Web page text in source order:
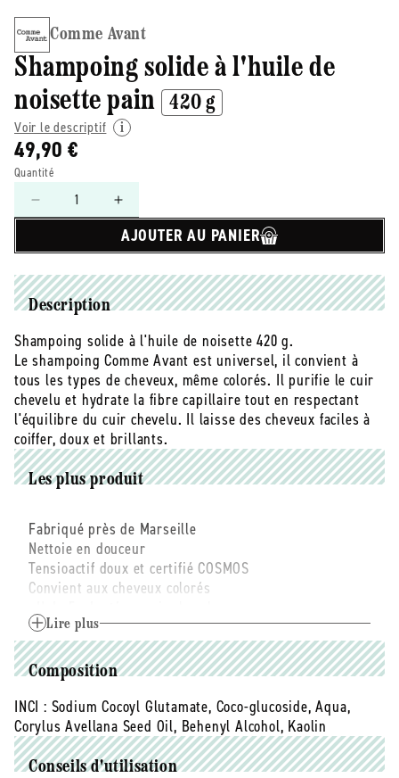
Comme Avant
Shampoing solide à l'huile de
noisette pain
420 g
Voir le descriptif
49,90 €
Quantité
Réduire
Comme
Avant
-
Shampoing
solide
à
l&#39;huile
de
noisette
pain
-
g
Augmenter
la
quantité
Comme
Avant
-
Shampoing
solide
à
l&#39;huile
de
noisette
pain
-
g
AJOUTER AU PANIER
Description
Shampoing solide à l'huile de noisette 420 g.
Le shampoing Comme Avant est universel, il convient à
tous les types de cheveux, même colorés. Il purifie le cuir
chevelu et hydrate la fibre capillaire tout en respectant
l'équilibre du cuir chevelu. Il laisse des cheveux faciles à
coiffer, doux et brillants.
Les plus produit
Fabriqué près de Marseille
Nettoie en douceur
Tensioactif doux et certifié COSMOS
Convient aux cheveux colorés
Cheveux faciles à coiffer
Familial : enfants, femmes enceintes ou allaitantes
Universel : convient à tous types de peau et de
cheveux (fins, moyens ou épais)
Seulement 4 ingrédients : tensioactif doux, huile de
noisette, argile blanche, conditionneur
Sans colorant, sans parfum, sans paraben, sans
silicone, sans sulfate, sans huile essentielle, sans SCI,
Lire plus
Composition
INCI : Sodium Cocoyl Glutamate, Coco-glucoside, Aqua,
Corylus Avellana Seed Oil, Behenyl Alcohol, Kaolin
Conseils d'utilisation